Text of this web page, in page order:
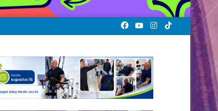
TikTok
Instagram
YouTube
Facebook